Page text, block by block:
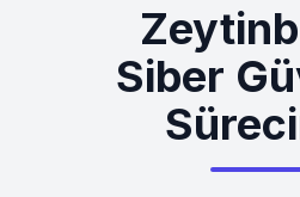
Siber